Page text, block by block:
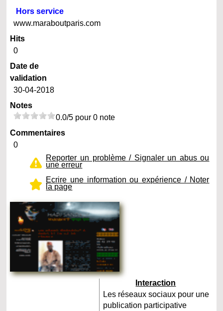
Hors service
www.maraboutparis.com
Hits
0
Date de
validation
30-04-2018
Notes
0.0/5 pour 0 note
Commentaires
0
Reporter un problème / Signaler un abus ou
une erreur
Ecrire une information ou expérience / Noter
la page
Interaction
Les réseaux sociaux pour une
publication participative